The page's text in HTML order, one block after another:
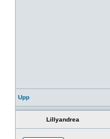
Upp
Lillyandrea